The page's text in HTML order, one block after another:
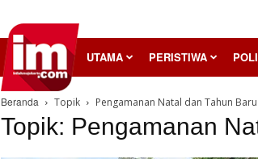
InilahMojokerto UTAMA PERISTIWA
Beranda Topik Pengamanan Natal dan Tahun Baru
Topik: Pengamanan